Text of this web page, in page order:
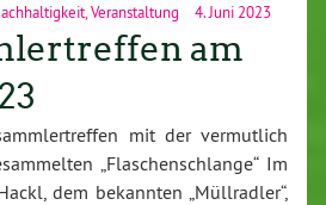
Veranstaltung 4. Juni 2023
am
mit der vermutlich
„Flaschenschlange“ Im
dem bekannten „Müllradler“,